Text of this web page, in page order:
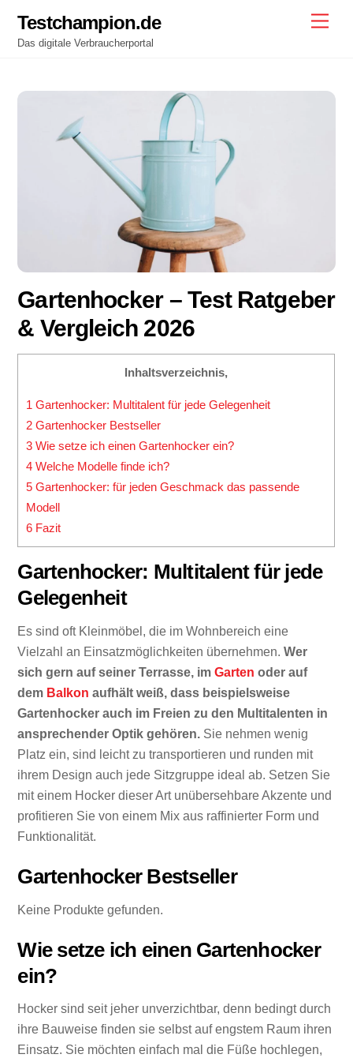
content
Testchampion.de
Das digitale Verbraucherportal
Gartenhocker – Test Ratgeber
& Vergleich 2026
Inhaltsverzeichnis,
1 Gartenhocker: Multitalent für jede Gelegenheit
2 Gartenhocker Bestseller
3 Wie setze ich einen Gartenhocker ein?
4 Welche Modelle finde ich?
5 Gartenhocker: für jeden Geschmack das passende
Modell
6 Fazit
Gartenhocker: Multitalent für jede
Gelegenheit
Es sind oft Kleinmöbel, die im Wohnbereich eine
Vielzahl an Einsatzmöglichkeiten übernehmen.Wer
sich gern auf seiner Terrasse, im Garten oder auf
dem Balkon aufhält weiß, dass beispielsweise
Gartenhocker auch im Freien zu den Multitalenten in
ansprechender Optik gehören. Sie nehmen wenig
Platz ein, sind leicht zu transportieren und runden mit
ihrem Design auch jede Sitzgruppe ideal ab. Setzen Sie
mit einem Hocker dieser Art unübersehbare Akzente und
profitieren Sie von einem Mix aus raffinierter Form und
Funktionalität.
Gartenhocker Bestseller
Keine Produkte gefunden.
Wie setze ich einen Gartenhocker
ein?
Hocker sind seit jeher unverzichtbar, denn bedingt durch
ihre Bauweise finden sie selbst auf engstem Raum ihren
Einsatz. Sie möchten einfach mal die Füße hochlegen,